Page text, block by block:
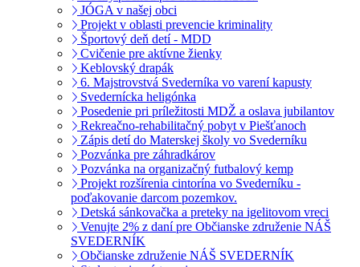
JÓGA v našej obci
Projekt v oblasti prevencie kriminality
Športový deň detí - MDD
Cvičenie pre aktívne žienky
Keblovský drapák
6. Majstrovstvá Svederníka vo varení kapusty
Svedernícka heligónka
Posedenie pri príležitosti MDŽ a oslava jubilantov
Rekreačno-rehabilitačný pobyt v Piešťanoch
Zápis detí do Materskej školy vo Svederníku
Pozvánka pre záhradkárov
Pozvánka na organizačný futbalový kemp
Projekt rozšírenia cintorína vo Svederníku -
poďakovanie darcom pozemkov.
Detská sánkovačka a preteky na igelitovom vreci
Venujte 2% z daní pre Občianske združenie NÁŠ
SVEDERNÍK
Občianske združenie NÁŠ SVEDERNÍK